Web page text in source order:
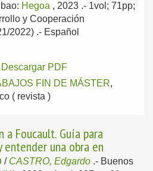
Hegoa , 2023 .- 1vol; 71pp;
y Cooperación
2022) .- Español
Descargar PDF
FIN DE MÁSTER,
( revista )
a Foucault. Guía para
entender una obra en
/ CASTRO, Edgardo .- Buenos